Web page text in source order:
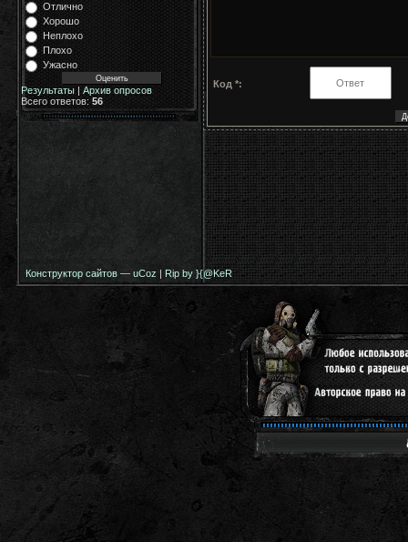
Отлично
Хорошо
Неплохо
Плохо
Ужасно
Результаты | Архив опросов
Всего ответов: 56
Код *:
Конструктор сайтов — uCoz | Rip by }{@KeR